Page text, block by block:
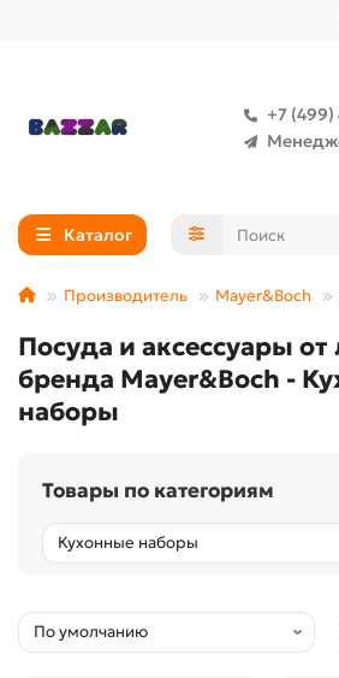
+7
Каталог
Производитель Mayer&Boch
Посуда и аксессуары от
бренда Mayer&Boch -
наборы
Товары по категориям